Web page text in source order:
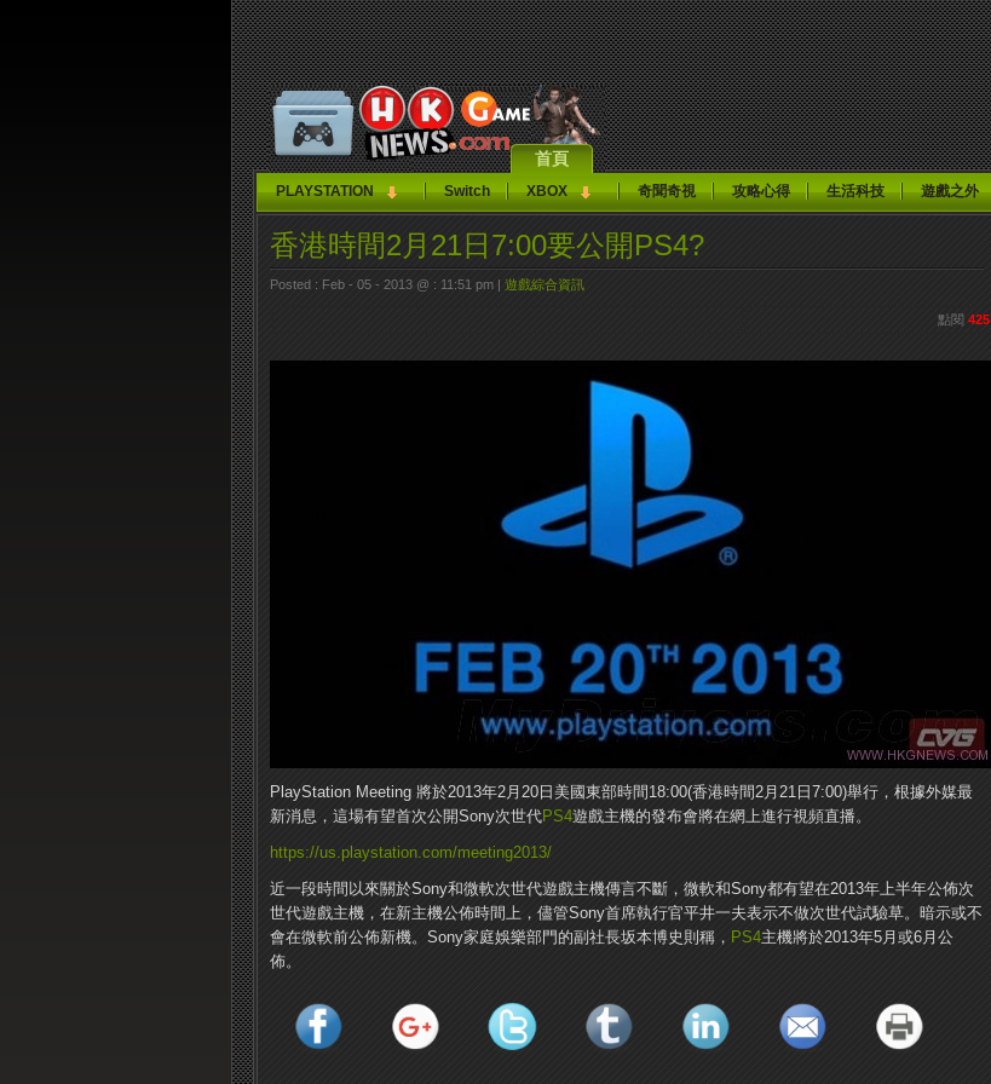
首頁
PLAYSTATION Switch XBOX 奇聞奇視 攻略心得 生活科技 遊戲之外
香港時間2月21日7:00要公開PS4?
Posted : Feb - 05 - 2013 @ : 11:51 pm | 遊戲綜合資訊
點閱 425
PlayStation Meeting 將於2013年2月20日美國東部時間18:00(香港時間2月21日7:00)舉行，根據外媒最
新消息，這場有望首次公開Sony次世代PS4遊戲主機的發布會將在網上進行視頻直播。
https://us.playstation.com/meeting2013/
近一段時間以來關於Sony和微軟次世代遊戲主機傳言不斷，微軟和Sony都有望在2013年上半年公佈次
世代遊戲主機，在新主機公佈時間上，儘管Sony首席執行官平井一夫表示不做次世代試驗草。暗示或不
會在微軟前公佈新機。Sony家庭娛樂部門的副社長坂本博史則稱， PS4主機將於2013年5月或6月公
佈。